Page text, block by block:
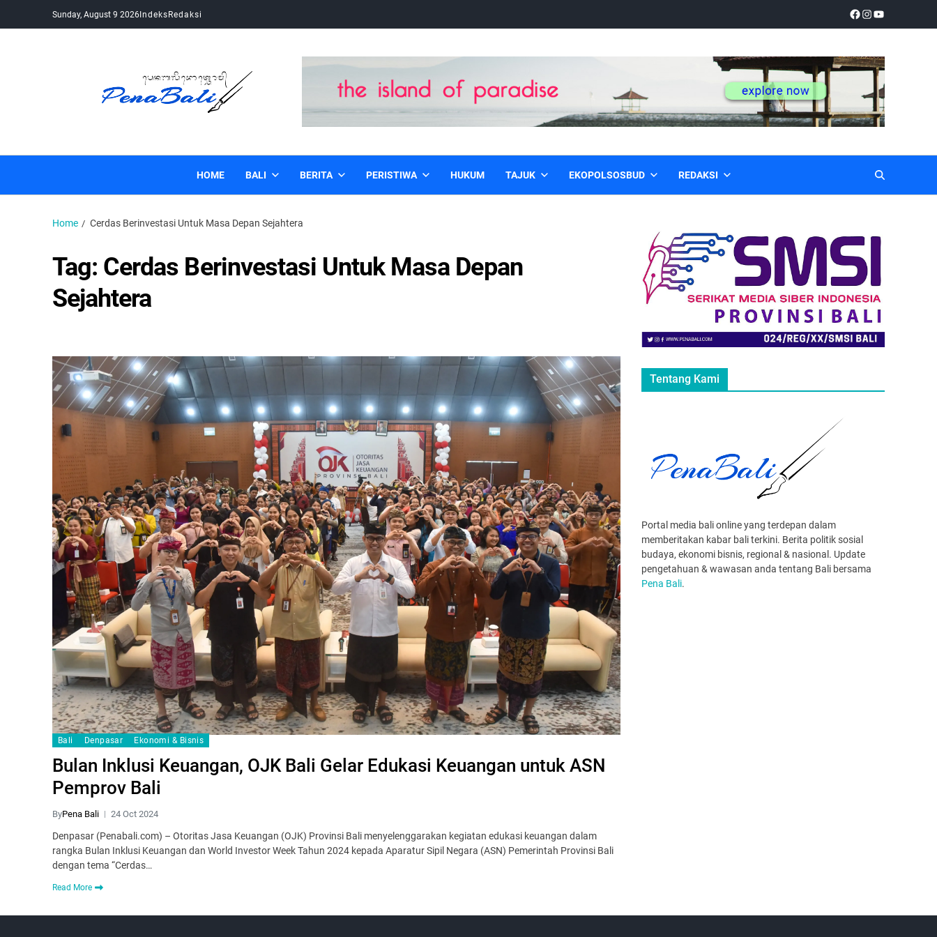
Sunday, August 9 2026IndeksRedaksi
HOME BALI BERITA PERISTIWA HUKUM TAJUK EKOPOLSOSBUD REDAKSI
Home Cerdas Berinvestasi Untuk Masa Depan Sejahtera
Tag: Cerdas Berinvestasi Untuk Masa Depan
Sejahtera
Bali Denpasar Ekonomi & Bisnis
Bulan Inklusi Keuangan, OJK Bali Gelar Edukasi Keuangan untuk ASN
Pemprov Bali
ByPena Bali 24 Oct 2024
Denpasar (Penabali.com) – Otoritas Jasa Keuangan (OJK) Provinsi Bali menyelenggarakan kegiatan edukasi keuangan dalam
rangka Bulan Inklusi Keuangan dan World Investor Week Tahun 2024 kepada Aparatur Sipil Negara (ASN) Pemerintah Provinsi Bali
dengan tema “Cerdas…
Read More
Tentang Kami
Portal media bali online yang terdepan dalam
memberitakan kabar bali terkini. Berita politik sosial
budaya, ekonomi bisnis, regional & nasional. Update
pengetahuan & wawasan anda tentang Bali bersama
Pena Bali.